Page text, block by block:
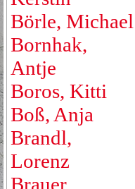
Börle, Michael
Bornhak,
Antje
Boros, Kitti
Boß, Anja
Brandl,
Lorenz
Brauer,